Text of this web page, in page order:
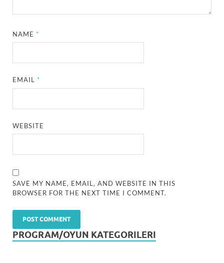
NAME*
EMAIL*
WEBSITE
SAVE MY NAME, EMAIL, AND WEBSITE IN THIS
BROWSER FOR THE NEXT TIME I COMMENT.
PROGRAM/OYUN KATEGORILERI